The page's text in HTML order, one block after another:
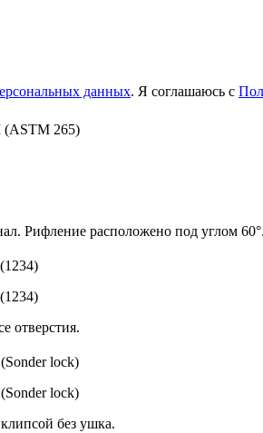
данных. Я соглашаюсь с
265)
Рифление расположено под углом 60°.
отверстия.
lock)
lock)
без ушка.